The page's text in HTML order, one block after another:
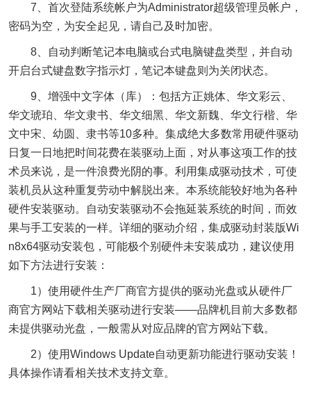
7、首次登陆系统帐户为Administrator超级管理员帐户，
密码为空，为安全起见，请自己及时加密。
8、自动判断笔记本电脑或台式电脑键盘类型，并自动
开启台式键盘数字指示灯，笔记本键盘则为关闭状态。
9、增强中文字体（库）：包括方正姚体、华文彩云、
华文琥珀、华文隶书、华文细黑、华文新魏、华文行楷、华
文中宋、幼圆、隶书等10多种。集成绝大多数常用硬件驱动
日复一日地把时间花费在装驱动上面，对从事这项工作的技
术员来说，是一件浪费光阴的事。利用集成驱动技术，可使
装机员从这种重复劳动中解脱出来。本系统能较好地为各种
硬件安装驱动。自动安装驱动不会拖延装系统的时间，而效
果与手工安装的一样。详细的驱动介绍，集成驱动封装版Wi
n8x64驱动安装包，可能极个别硬件未安装成功，建议使用
如下方法进行安装：
1）使用硬件生产厂商官方提供的驱动光盘或从硬件厂
商官方网站下载相关驱动进行安装——品牌机目前大多数都
未提供驱动光盘，一般需从对应品牌的官方网站下载。
2）使用Windows Update自动更新功能进行驱动安装！
具体操作请看相关技术支持文章。